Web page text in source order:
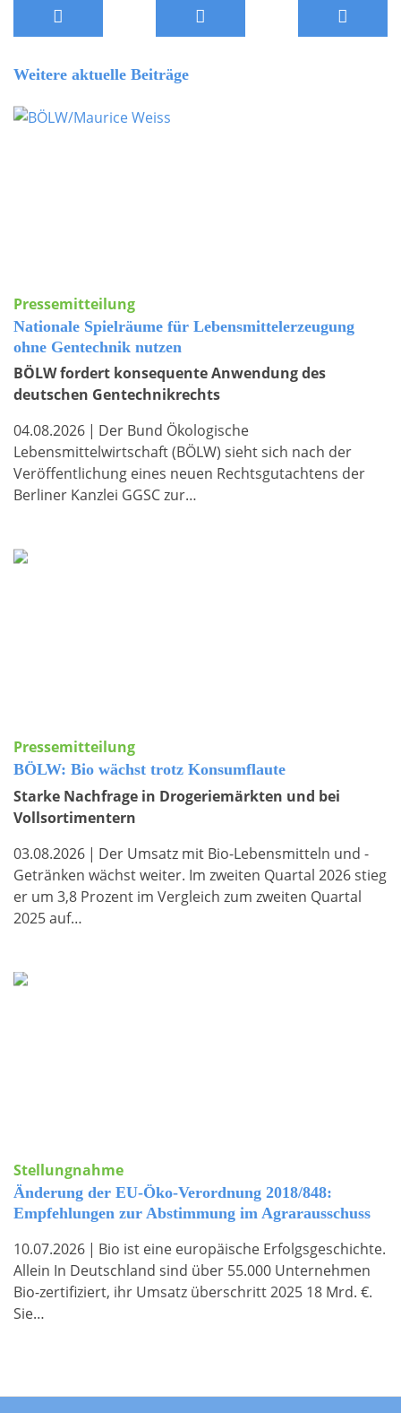
Weitere aktuelle Beiträge
Pressemitteilung
Nationale Spielräume für Lebensmittelerzeugung
ohne Gentechnik nutzen
BÖLW fordert konsequente Anwendung des
deutschen Gentechnikrechts
04.08.2026 | Der Bund Ökologische
Lebensmittelwirtschaft (BÖLW) sieht sich nach der
Veröffentlichung eines neuen Rechtsgutachtens der
Berliner Kanzlei GGSC zur…
Pressemitteilung
BÖLW: Bio wächst trotz Konsumflaute
Starke Nachfrage in Drogeriemärkten und bei
Vollsortimentern
03.08.2026 | Der Umsatz mit Bio-Lebensmitteln und -
Getränken wächst weiter. Im zweiten Quartal 2026 stieg
er um 3,8 Prozent im Vergleich zum zweiten Quartal
2025 auf…
Stellungnahme
Änderung der EU-Öko-Verordnung 2018/848:
Empfehlungen zur Abstimmung im Agrarausschuss
10.07.2026 | Bio ist eine europäische Erfolgsgeschichte.
Allein In Deutschland sind über 55.000 Unternehmen
Bio-zertifiziert, ihr Umsatz überschritt 2025 18 Mrd. €.
Sie…